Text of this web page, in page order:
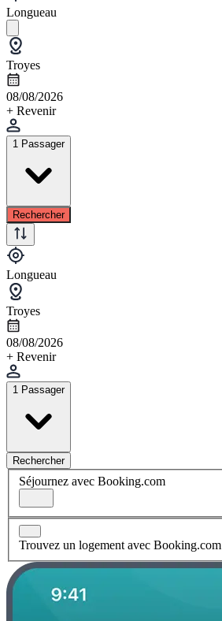
Longueau
Troyes
08/08/2026
+ Revenir
1 Passager
Rechercher
Longueau
Troyes
08/08/2026
+ Revenir
1 Passager
Rechercher
Séjournez avec Booking.com
Trouvez un logement avec Booking.com